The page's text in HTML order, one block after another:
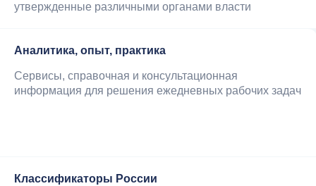
утвержденные различными органами власти
Аналитика, опыт, практика
Сервисы, справочная и консультационная
информация для решения ежедневных рабочих задач
Классификаторы России